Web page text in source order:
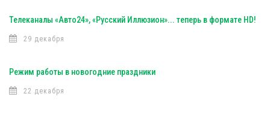
Телеканалы «Авто24», «Русский Иллюзион»... теперь в формате HD!
29 декабря
Режим работы в новогодние праздники
22 декабря